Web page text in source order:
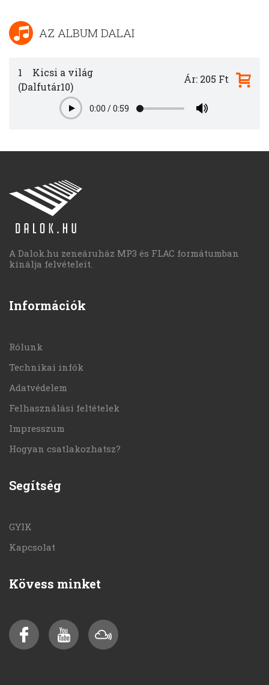
AZ ALBUM DALAI
1
Kicsi a világ
(Dalfutár10)
Play0:00 /0:59
Ár: 205 Ft
A Dalok.hu zeneáruház MP3 és FLAC formátumban
kínálja felvételeit.
Információk
Rólunk
Technikai infók
Adatvédelem
Felhasználási feltételek
Impresszum
Hogyan csatlakozhatsz?
Segítség
GYIK
Kapcsolat
Kövess minket